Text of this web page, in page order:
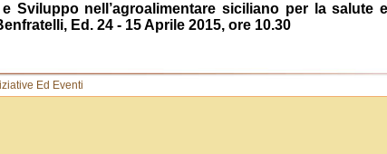
e Sviluppo nell’agroalimentare siciliano per la
Ed. 24 - 15 Aprile 2015, ore 10.30
Ed Eventi